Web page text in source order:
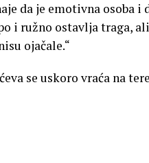
da je emotivna osoba
i ružno ostavlja traga,
ojačale.“
se uskoro vraća na